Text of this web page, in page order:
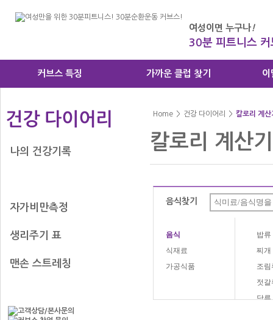
여성이면 누구나!
30분 피트니스 커
커브스 특징 가까운 클럽 찾기 이
건강 다이어리
나의 건강기록
자가비만측정
생리주기 표
맨손 스트레칭
Home > 건강 다이어리 > 칼로리 계산
칼로리 계산기
음식찾기
음식
식재료
가공식품
밥류
찌개
조림
젓갈
당류